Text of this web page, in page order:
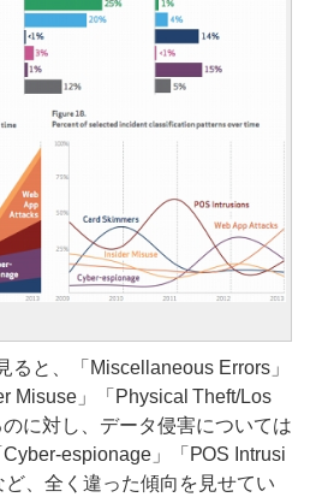
と、「Miscellaneous Errors」
Misuse」「Physical Theft/Los
に対し、データ侵害については
Cyber-espionage」「POS Intrusi
、全く違った傾向を見せてい